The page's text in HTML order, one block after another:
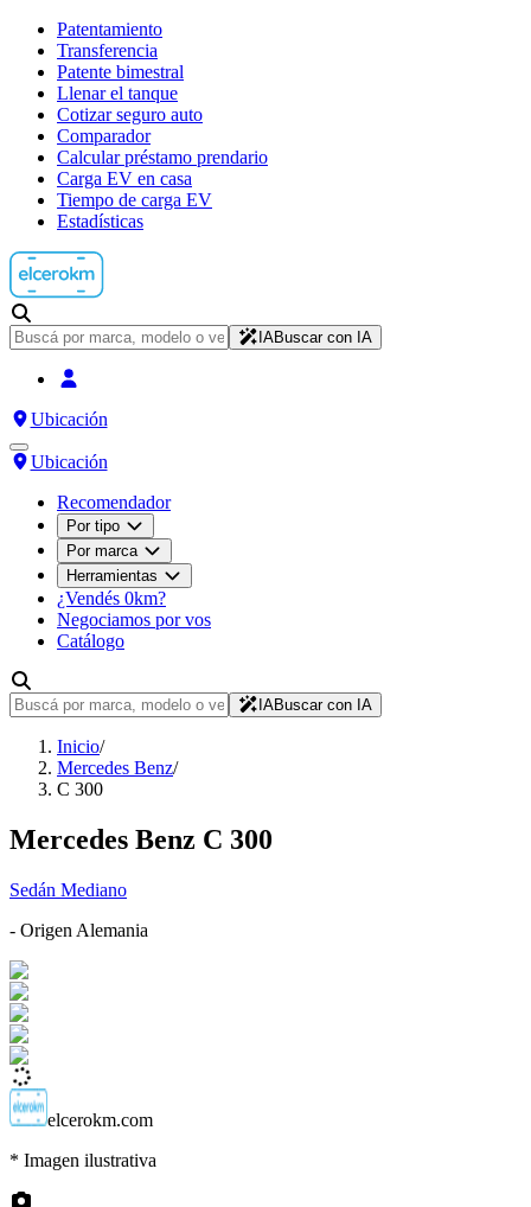
Patentamiento
Transferencia
Patente bimestral
Llenar el tanque
Cotizar seguro auto
Comparador
Calcular préstamo prendario
Carga EV en casa
Tiempo de carga EV
Estadísticas
IABuscar con IA
Ubicación
Ubicación
Recomendador
Por tipo
Por marca
Herramientas
¿Vendés 0km?
Negociamos por vos
Catálogo
IABuscar con IA
Inicio/
Mercedes Benz/
C 300
Mercedes Benz C 300
Sedán Mediano
- Origen Alemania
elcerokm.com
* Imagen ilustrativa